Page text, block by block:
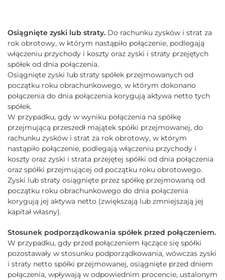
Osiągnięte zyski lub straty. Do rachunku zysków i strat za
rok obrotowy, w którym nastąpiło połączenie, podlegają
włączeniu przychody i koszty oraz zyski i straty przejętych
spółek od dnia połączenia.
Osiągnięte zyski lub straty spółek przejmowanych od
początku roku obrachunkowego, w którym dokonano
połączenia do dnia połączenia korygują aktywa netto tych
spółek.
W przypadku, gdy w wyniku połączenia na spółkę
przejmującą przeszedł majątek spółki przejmowanej, do
rachunku zysków i strat za rok obrotowy, w którym
nastąpiło połączenie, podlegają włączeniu przychody i
koszty oraz zyski i strata przejętej spółki od dnia połączenia
oraz spółki przejmującej od początku roku obrotowego.
Zyski lub straty osiągnięte przez spółkę przejmowaną od
początku roku obrachunkowego do dnia połączenia
korygują jej aktywa netto (zwiększają lub zmniejszają jej
kapitał własny).
Stosunek podporządkowania spółek przed połączeniem.
W przypadku, gdy przed połączeniem łączące się spółki
pozostawały w stosunku podporządkowania, wówczas zyski
i straty netto spółki przejmowanej, osiągnięte przed dniem
połączenia, wpływają w odpowiednim procencie, ustalonym